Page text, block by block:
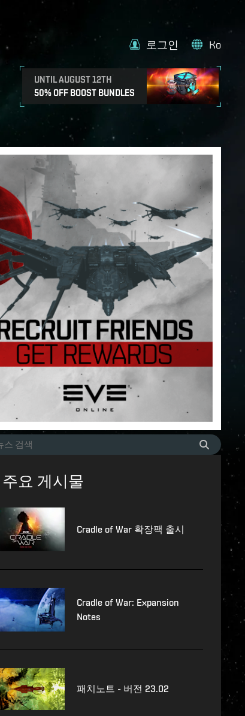
UNTIL AUGUST 12TH
50% OFF BOOST BUNDLES
로그인 Ko
주요 게시물
Cradle of War 확장팩 출시
Cradle of War: Expansion
Notes
패치노트 - 버전 23.02